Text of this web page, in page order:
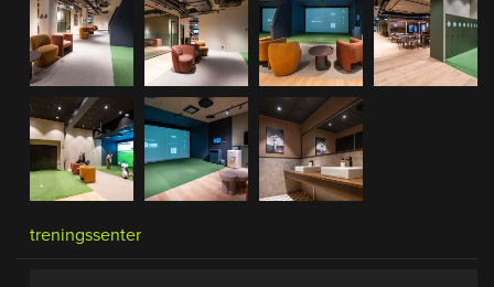
treningssenter